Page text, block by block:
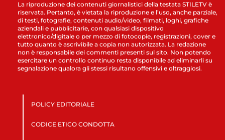
La riproduzione dei contenuti giornalistici della testata STILETV è
riservata. Pertanto, è vietata la riproduzione e l’uso, anche parziale,
di testi, fotografie, contenuti audio/video, filmati, loghi, grafiche
aziendali e pubblicitarie, con qualsiasi dispositivo
elettronico/digitale o per mezzo di fotocopie, registrazioni, cover e
tutto quanto è ascrivibile a copia non autorizzata. La redazione
non è responsabile dei commenti presenti sul sito. Non potendo
esercitare un controllo continuo resta disponibile ad eliminarli su
segnalazione qualora gli stessi risultano offensivi e oltraggiosi.
POLICY EDITORIALE
CODICE ETICO CONDOTTA